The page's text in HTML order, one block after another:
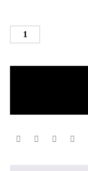
Quantidade